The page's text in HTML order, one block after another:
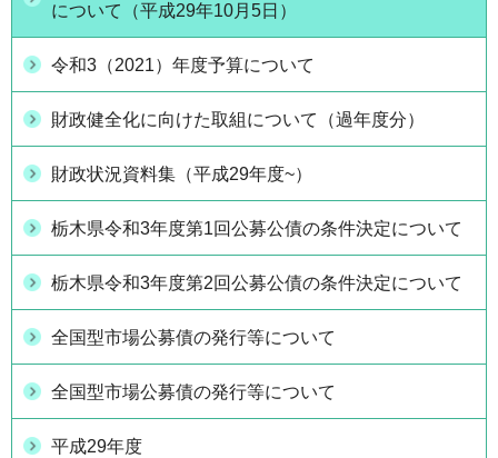
について（平成29年10月5日）
令和3（2021）年度予算について
財政健全化に向けた取組について（過年度分）
財政状況資料集（平成29年度~）
栃木県令和3年度第1回公募公債の条件決定について
栃木県令和3年度第2回公募公債の条件決定について
全国型市場公募債の発行等について
全国型市場公募債の発行等について
平成29年度